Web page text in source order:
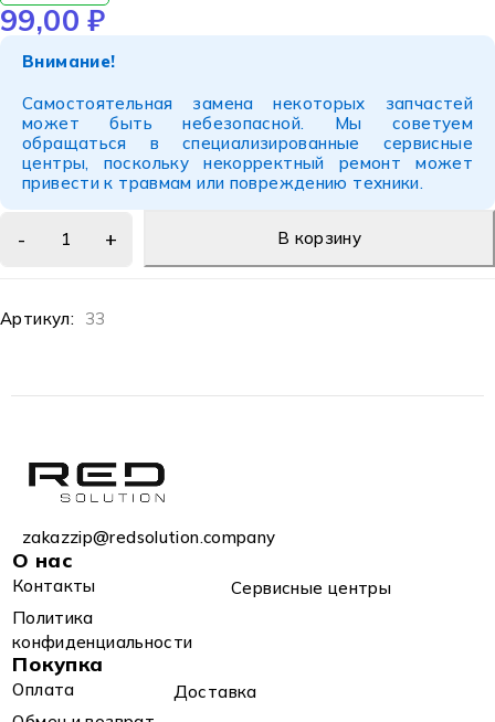
99,00₽
Внимание!
Самостоятельная замена некоторых запчастей
может быть небезопасной. Мы советуем
обращаться в специализированные сервисные
центры, поскольку некорректный ремонт может
привести к травмам или повреждению техники.
В корзину
Артикул: 33
zakazzip@redsolution.company
О нас
Контакты
Сервисные центры
Политика
конфиденциальности
Покупка
Оплата
Доставка